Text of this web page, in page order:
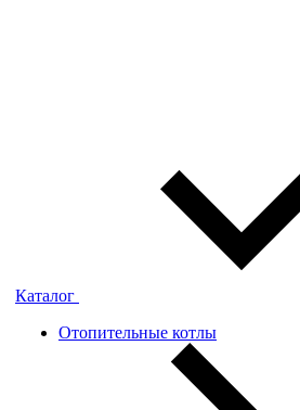
Каталог
Отопительные котлы